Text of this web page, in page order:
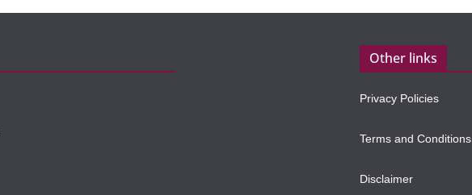
Other links
Privacy Policies
Terms and Conditions
Disclaimer